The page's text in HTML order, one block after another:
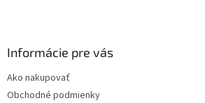
Informácie pre vás
Ako nakupovať
Obchodné podmienky